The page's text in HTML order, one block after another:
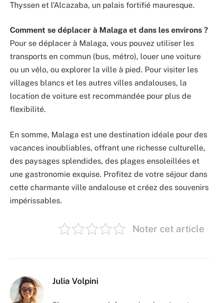
Thyssen et l’Alcazaba, un palais fortifié mauresque.
Comment se déplacer à Malaga et dans les environs ?
Pour se déplacer à Malaga, vous pouvez utiliser les
transports en commun (bus, métro), louer une voiture
ou un vélo, ou explorer la ville à pied. Pour visiter les
villages blancs et les autres villes andalouses, la
location de voiture est recommandée pour plus de
flexibilité.
En somme, Malaga est une destination idéale pour des
vacances inoubliables, offrant une richesse culturelle,
des paysages splendides, des plages ensoleillées et
une gastronomie exquise. Profitez de votre séjour dans
cette charmante ville andalouse et créez des souvenirs
impérissables.
Noter cet article
Julia Volpini